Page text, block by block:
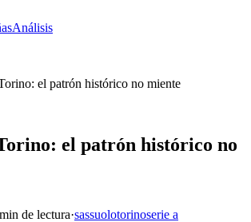
Análisis
el patrón histórico no miente
el patrón histórico no
de lectura·sassuolotorinoserie a